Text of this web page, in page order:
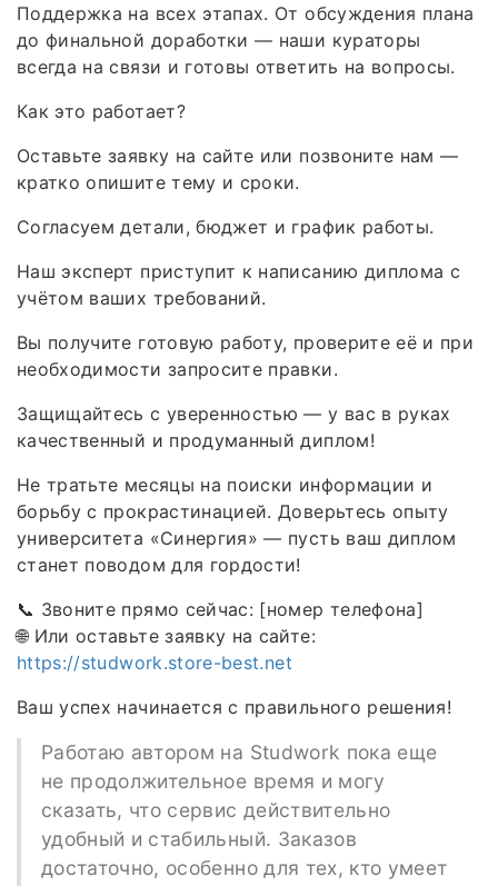
Поддержка на всех этапах. От обсуждения плана
до финальной доработки — наши кураторы
всегда на связи и готовы ответить на вопросы.
Как это работает?
Оставьте заявку на сайте или позвоните нам —
кратко опишите тему и сроки.
Согласуем детали, бюджет и график работы.
Наш эксперт приступит к написанию диплома с
учётом ваших требований.
Вы получите готовую работу, проверите её и при
необходимости запросите правки.
Защищайтесь с уверенностью — у вас в руках
качественный и продуманный диплом!
Не тратьте месяцы на поиски информации и
борьбу с прокрастинацией. Доверьтесь опыту
университета «Синергия» — пусть ваш диплом
станет поводом для гордости!
📞 Звоните прямо сейчас: [номер телефона]
🌐 Или оставьте заявку на сайте:
https://studwork.store-best.net
Ваш успех начинается с правильного решения!
Работаю автором на Studwork пока еще
не продолжительное время и могу
сказать, что сервис действительно
удобный и стабильный. Заказов
достаточно, особенно для тех, кто умеет